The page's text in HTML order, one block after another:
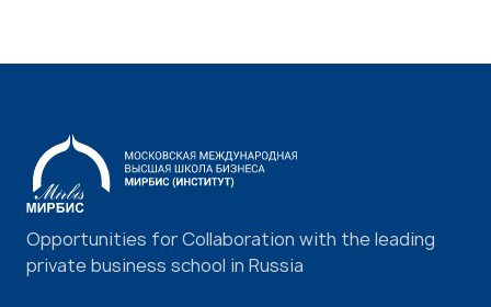
Opportunities for Collaboration with the leading
private business school in Russia